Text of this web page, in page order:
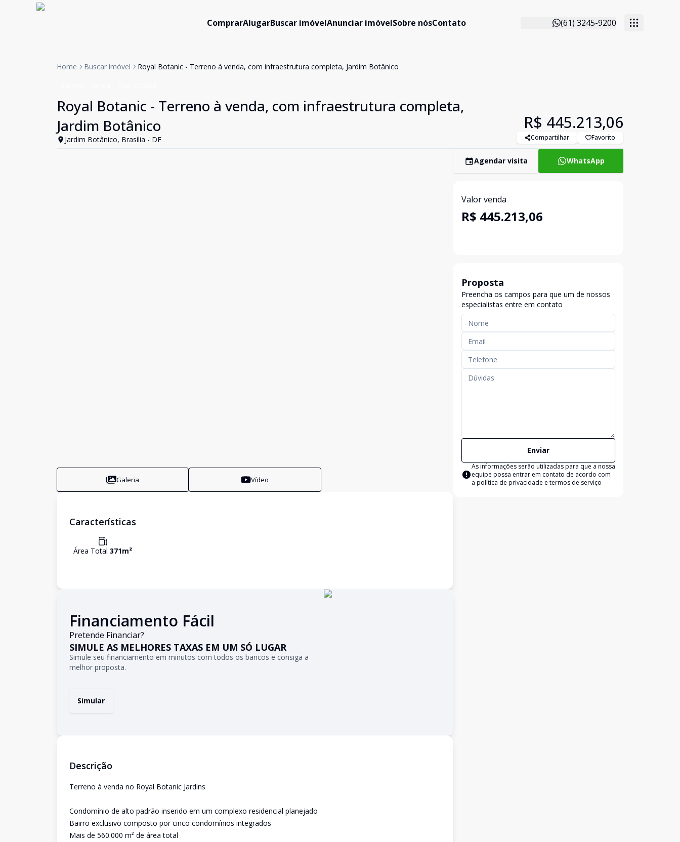
ComprarAlugarBuscar imóvelAnunciar imóvelSobre nósContato (61) 3245-9200
Home Buscar imóvel Royal Botanic - Terreno à venda, com infraestrutura completa, Jardim Botânico
Royal Botanic - Terreno à venda, com infraestrutura completa,
Jardim Botânico
Jardim Botânico, Brasília - DF
R$ 445.213,06
Compartilhar Favorito
Galeria Vídeo
Características
Área Total 371m²
Financiamento Fácil
Pretende Financiar?
SIMULE AS MELHORES TAXAS EM UM SÓ LUGAR
Simule seu financiamento em minutos com todos os bancos e consiga a
melhor proposta.
Simular
Descrição
Terreno à venda no Royal Botanic Jardins
Condomínio de alto padrão inserido em um complexo residencial planejado
Bairro exclusivo composto por cinco condomínios integrados
Mais de 560.000 m² de área total
Agendar visita WhatsApp
Valor venda
R$ 445.213,06
Proposta
Preencha os campos para que um de nossos
especialistas entre em contato
Enviar
As informações serão utilizadas para que a nossa
equipe possa entrar em contato de acordo com
a política de privacidade e termos de serviço